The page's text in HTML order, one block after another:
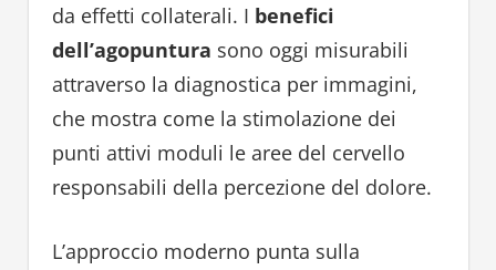
da effetti collaterali. I benefici
dell’agopuntura sono oggi misurabili
attraverso la diagnostica per immagini,
che mostra come la stimolazione dei
punti attivi moduli le aree del cervello
responsabili della percezione del dolore.
L’approccio moderno punta sulla